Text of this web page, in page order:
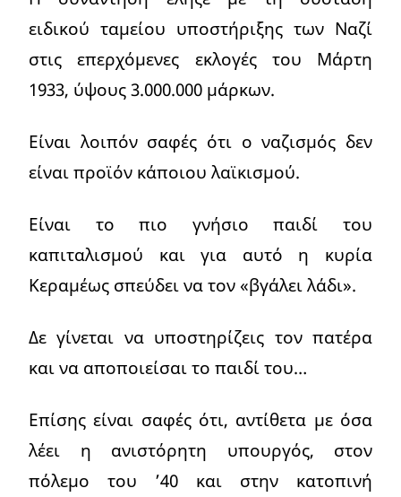
ειδικού ταμείου υποστήριξης των Ναζί
στις επερχόμενες εκλογές του Μάρτη
1933, ύψους 3.000.000 μάρκων.
Είναι λοιπόν σαφές ότι ο ναζισμός δεν
είναι προϊόν κάποιου λαϊκισμού.
Είναι το πιο γνήσιο παιδί του
καπιταλισμού και για αυτό η κυρία
Κεραμέως σπεύδει να τον «βγάλει λάδι».
Δε γίνεται να υποστηρίζεις τον πατέρα
και να αποποιείσαι το παιδί του…
Επίσης είναι σαφές ότι, αντίθετα με όσα
λέει η ανιστόρητη υπουργός, στον
πόλεμο του ’40 και στην κατοπινή